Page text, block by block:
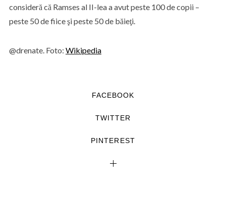
consideră că Ramses al II-lea a avut peste 100 de copii –
peste 50 de fiice şi peste 50 de băieţi.
@drenate. Foto: Wikipedia
FACEBOOK
TWITTER
PINTEREST